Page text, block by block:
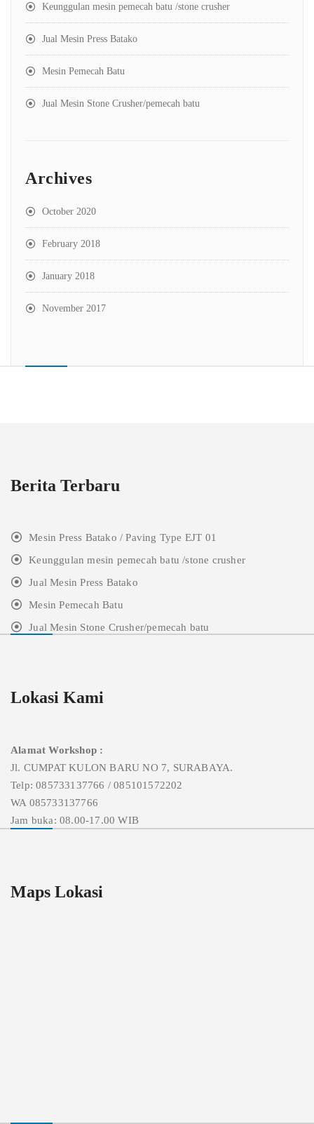
Keunggulan mesin pemecah batu /stone crusher
Jual Mesin Press Batako
Mesin Pemecah Batu
Jual Mesin Stone Crusher/pemecah batu
Archives
October 2020
February 2018
January 2018
November 2017
Berita Terbaru
Mesin Press Batako / Paving Type EJT 01
Keunggulan mesin pemecah batu /stone crusher
Jual Mesin Press Batako
Mesin Pemecah Batu
Jual Mesin Stone Crusher/pemecah batu
Lokasi Kami
Alamat Workshop :
Jl. CUMPAT KULON BARU NO 7, SURABAYA.
Telp: 085733137766 / 085101572202
WA 085733137766
Jam buka: 08.00-17.00 WIB
Maps Lokasi